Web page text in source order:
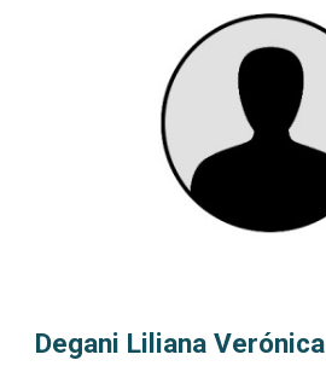
Degani Liliana Verónica